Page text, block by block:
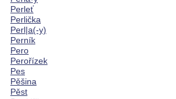
Perleť
Perlička
Perl|a(-y)
Perník
Pero
Perořízek
Pes
Pěšina
Pěst